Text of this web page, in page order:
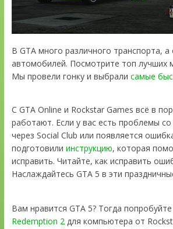
В GTA много различного транспорта,
автомобилей. Посмотрите топ лучших
Мы провели гонку и выбрали самые
С GTA Online и Rockstar Games всё в
работают. Если у вас есть проблемы
через Social Club или появляется
подготовили инструкцию, которая
исправить. Читайте, как исправить
Наслаждайтесь GTA 5 в эти
Вам нравится GTA 5? Тогда попробуйте
Redemption 2 для компьютера от